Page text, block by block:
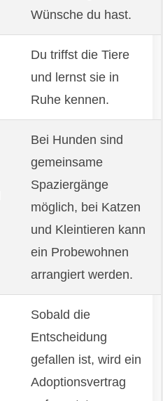
Wünsche du hast.
Du triffst die Tiere
und lernst sie in
Ruhe kennen.
Bei Hunden sind
gemeinsame
Spaziergänge
möglich, bei Katzen
und Kleintieren kann
ein Probewohnen
arrangiert werden.
Sobald die
Entscheidung
gefallen ist, wird ein
Adoptionsvertrag